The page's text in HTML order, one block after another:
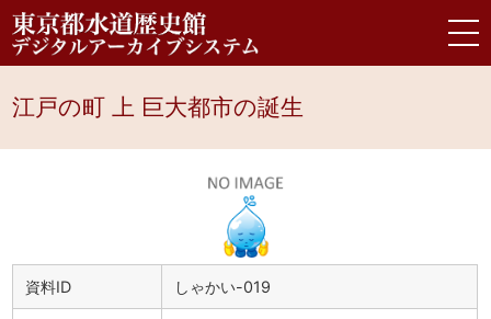
江戸の町 上 巨大都市の誕生
資料ID しゃかい-019